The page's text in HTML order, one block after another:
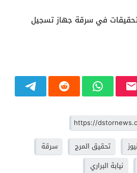
تحقيقات في سرقة جهاز تسجيل
تحقيق المرج
سرقة
نيابة البراري